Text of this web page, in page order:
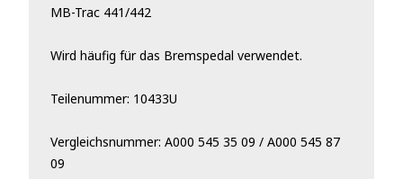
MB-Trac 441/442
Wird häufig für das Bremspedal verwendet.
Teilenummer: 10433U
Vergleichsnummer: A000 545 35 09 / A000 545 87
09